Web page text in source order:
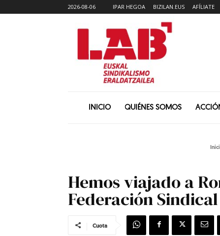
2026-08-06 IPAR HEGOA BIZILAN.EUS AFÍLIATE
INICIO QUIÉNES SOMOS
Hemos viajado a
Federación
Cuota